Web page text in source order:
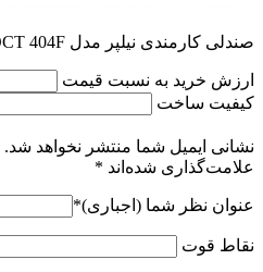
صندلی کارمندی نیلپر مدل OCT 404F
ارزش خرید به نسبت قیمت
کیفیت ساخت
نشانی ایمیل شما منتشر نخواهد شد.
علامت‌گذاری شده‌اند *
عنوان نظر شما (اجباری)*
نقاط قوت